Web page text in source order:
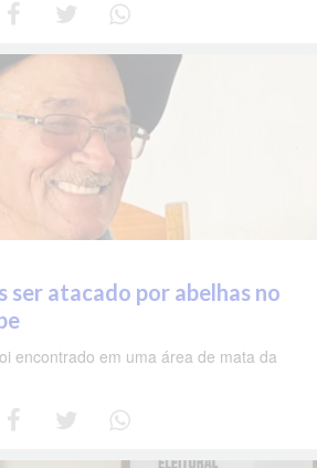
ser atacado por abelhas no
encontrado em uma área de mata da